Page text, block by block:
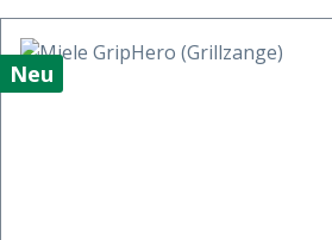
Neu